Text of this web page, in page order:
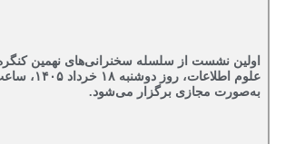
اولین نشست از سلسله سخنرانی‌های نهمین
به‌صورت مجازی برگزار می‌شود.